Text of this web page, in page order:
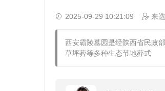
2025-09-29 10:21:09 来
西安霸陵墓园是经陕西省民政
草坪葬等多种生态节地葬式